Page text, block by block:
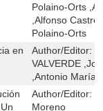
Polaino-Orts
,Alfonso
Polaino-Orts
en
Author/Editor:
VALVERDE
,Antonio María
Author/Editor:
Moreno